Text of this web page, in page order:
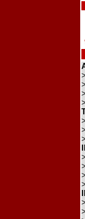
>
>
>
>
>
>
>
>
>
>
>
>
>